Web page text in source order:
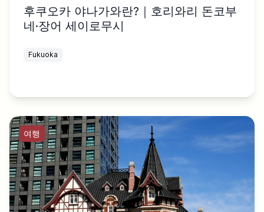
후쿠오카 야나가와란?｜호리와리 돈코부
네·장어 세이로무시
Fukuoka
여행